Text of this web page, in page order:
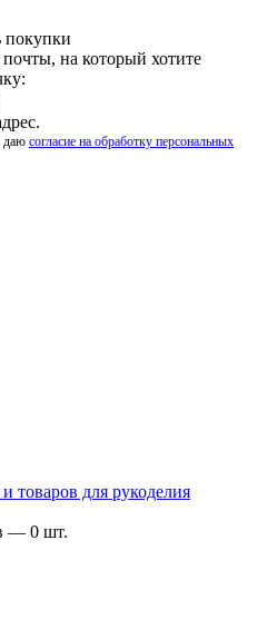
покупки
на который хотите
даю согласие на обработку персональных
— 0 шт.